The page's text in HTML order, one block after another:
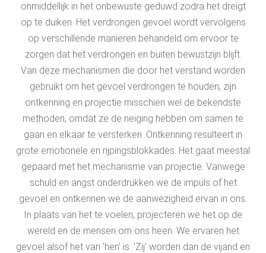
onmiddellijk in het onbewuste geduwd zodra het dreigt
op te duiken. Het verdrongen gevoel wordt vervolgens
op verschillende manieren behandeld om ervoor te
zorgen dat het verdrongen en buiten bewustzijn blijft.
Van deze mechanismen die door het verstand worden
gebruikt om het gevoel verdrongen te houden, zijn
ontkenning en projectie misschien wel de bekendste
methoden, omdat ze de neiging hebben om samen te
gaan en elkaar te versterken. Ontkenning resulteert in
grote emotionele en rijpingsblokkades. Het gaat meestal
gepaard met het mechanisme van projectie. Vanwege
schuld en angst onderdrukken we de impuls of het
gevoel en ontkennen we de aanwezigheid ervan in ons.
In plaats van het te voelen, projecteren we het op de
wereld en de mensen om ons heen. We ervaren het
gevoel alsof het van 'hen' is. 'Zij' worden dan de vijand en